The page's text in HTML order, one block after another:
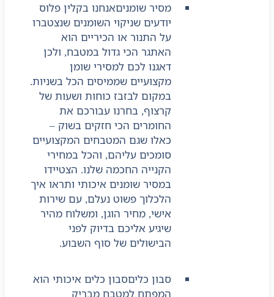
מסיר שומניםאנחנו בקלין פלוס
יודעים שניקוי השומנים שנצטברו
על התנור או הכיריים הוא
האתגר הכי גדול במטבח, ולכן
דאגנו לכם למסירי שומן
מקצועיים שממיסים הכל בשניות.
במקום לבזבז כוחות ושעות של
קרצוף, בחרנו עבורכם את
החומרים הכי חזקים בשוק –
כאלו שגם המטבחים המקצועיים
סומכים עליהם, והכל במחירי
הקנייה החכמה שלנו. הצטיידו
במסיר שומנים איכותי ותראו איך
הלכלוך פשוט נעלם, עם שירות
אישי, מחיר הוגן, ומשלוח מהיר
שיגיע אליכם בדיוק לפני
הבישולים של סוף השבוע.
סבון כליםסבון כלים איכותי הוא
המפתח למטבח מבריק